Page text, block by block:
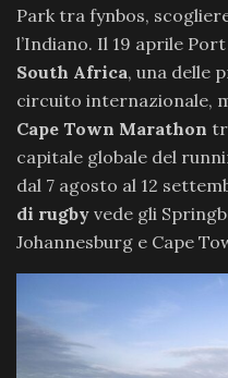
Park tra fynbos,
l’Indiano. Il 19 aprile
South Africa, una delle
circuito internazionale,
Cape Town Marathon
capitale globale del
dal 7 agosto al 12
di rugby vede gli
Johannesburg e Cape